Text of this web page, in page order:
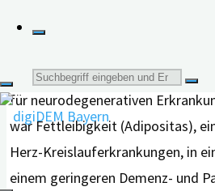
Suche
nach:
dass Herz-Kreislauf-
für neurodegenerativen
war Fettleibigkeit (Adipositas),
Herz-Kreislauferkrankungen, in
einem geringeren Demenz- und